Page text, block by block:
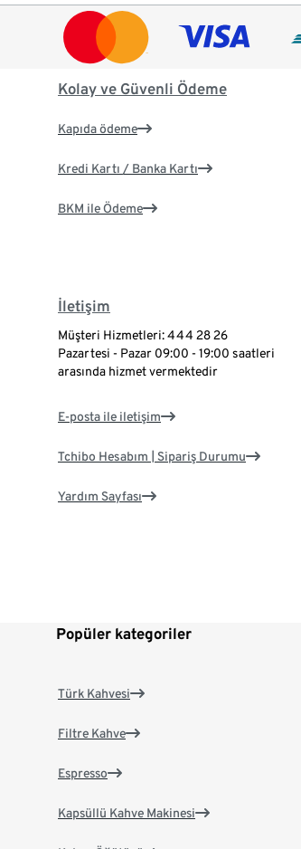
Kolay ve Güvenli Ödeme
Kapıda ödeme
Kredi Kartı / Banka Kartı
BKM ile Ödeme
İletişim
Müşteri Hizmetleri: 444 28 26
Pazartesi - Pazar 09:00 - 19:00 saatleri
arasında hizmet vermektedir
E-posta ile iletişim
Tchibo Hesabım | Sipariş Durumu
Yardım Sayfası
Popüler kategoriler
Türk Kahvesi
Filtre Kahve
Espresso
Kapsüllü Kahve Makinesi